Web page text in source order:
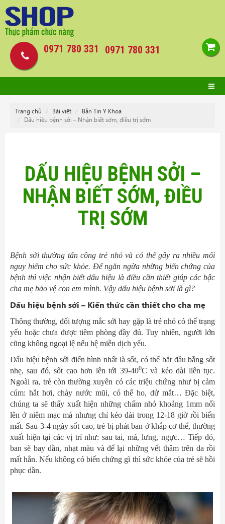
0971 780 331
0971 780 331
Trang chủ Bài viết
Bản Tin Y Khoa
Dấu hiệu bệnh sởi – Nhận biết sớm, điều trị sớm
DẤU HIỆU BỆNH SỞI –
NHẬN BIẾT SỚM, ĐIỀU
TRỊ SỚM
Bệnh sởi thường tấn công trẻ nhỏ và có thể gây ra nhiều mối
nguy hiểm cho sức khỏe. Để ngăn ngừa những biến chứng của
bệnh thì việc nhận biết dấu hiệu là điều cần thiết giúp các bậc
cha mẹ bảo vệ con em mình. Vậy dấu hiệu bệnh sởi là gì?
Dấu hiệu bệnh sởi – Kiến thức cần thiết cho cha mẹ
Thông thường, đối tượng mắc sởi hay gặp là trẻ nhỏ có thể trạng
yếu hoặc chưa được tiêm phòng đầy đủ. Tuy nhiên, người lớn
cũng không ngoại lệ nếu hệ miễn dịch yếu.
Dấu hiệu bệnh sởi điển hình nhất là sốt, có thể bắt đầu bằng sốt
nhẹ, sau đó, sốt cao hơn lên tới 39-400C và kéo dài liên tục.
Ngoài ra, trẻ còn thường xuyên có các triệu chứng như bị cảm
cúm: hắt hơi, chảy nước mũi, có thể ho, dử mắt… Đặc biệt,
chúng ta sẽ thấy xuất hiện những chấm nhỏ khoảng 1mm nổi
lên ở niêm mạc má nhưng chỉ kéo dài trong 12-18 giờ rồi biến
mất. Sau 3-4 ngày sốt cao, trẻ bị phát ban ở khắp cơ thể, thường
xuất hiện tại các vị trí như: sau tai, má, lưng, ngực… Tiếp đó,
ban sẽ bay dần, nhạt màu và để lại những vết thâm trên da rồi
mất hẳn. Nếu không có biến chứng gì thì sức khỏe của trẻ sẽ hồi
phục dần.